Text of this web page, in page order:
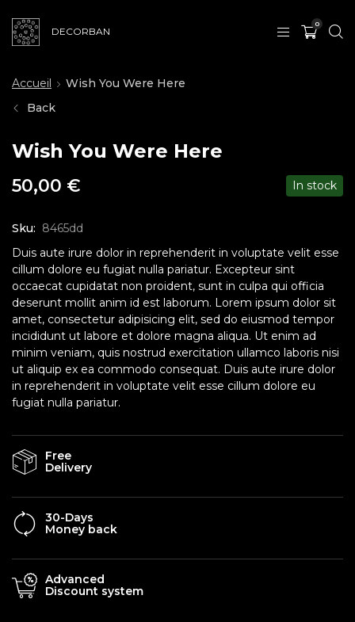
DECORBAN
0
Accueil
Wish You Were Here
Back
Wish You Were Here
50,00 € In stock
Sku: 8465dd
Duis aute irure dolor in reprehenderit in voluptate velit esse
cillum dolore eu fugiat nulla pariatur. Excepteur sint
occaecat cupidatat non proident, sunt in culpa qui officia
deserunt mollit anim id est laborum. Lorem ipsum dolor sit
amet, consectetur adipisicing elit, sed do eiusmod tempor
incididunt ut labore et dolore magna aliqua. Ut enim ad
minim veniam, quis nostrud exercitation ullamco laboris nisi
ut aliquip ex ea commodo consequat. Duis aute irure dolor
in reprehenderit in voluptate velit esse cillum dolore eu
fugiat nulla pariatur.
Free
Delivery
30-Days
Money back
Advanced
Discount system